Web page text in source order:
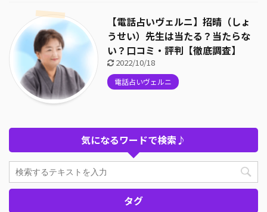
【電話占いヴェルニ】招晴（しょ
うせい）先生は当たる？当たらな
い？口コミ・評判【徹底調査】
2022/10/18
電話占いヴェルニ
気になるワードで検索♪
タグ